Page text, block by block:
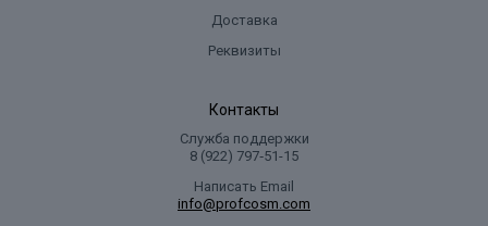
Доставка
Реквизиты
Контакты
Служба поддержки
8 (922) 797‑51-15
Написать Email
info@profcosm.com